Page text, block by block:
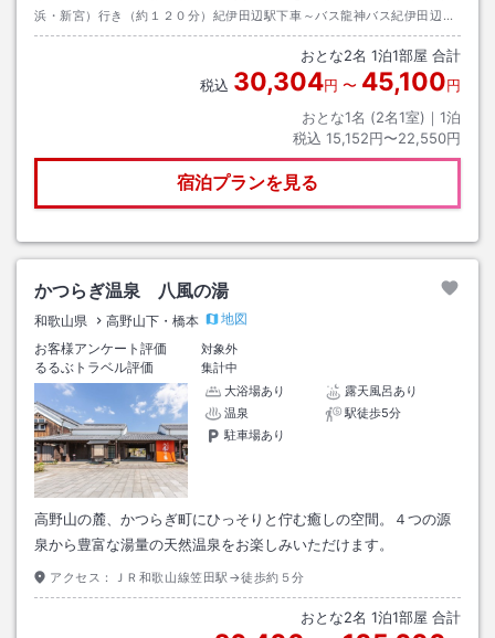
浜・新宮）行き（約１２０分）紀伊田辺駅下車～バス龍神バス紀伊田辺駅
乗車（龍神温泉）行き（約８０分）季楽里前駅下車～徒歩（約０分）
おとな2名 1泊1部屋 合計
税込 30,304円 〜 45,100円
おとな1名 (2名1室)｜ 1泊
税込 15,152円〜22,550円
宿泊プランを見る
かつらぎ温泉 八風の湯
和歌山県 高野山下・橋本
地図
お客様アンケート評価
対象外
るるぶトラベル評価
集計中
大浴場あり
露天風呂あり
温泉
駅徒歩5分
駐車場あり
高野山の麓、かつらぎ町にひっそりと佇む癒しの空間。４つの源
泉から豊富な湯量の天然温泉をお楽しみいただけます。
アクセス： ＪＲ和歌山線笠田駅→徒歩約５分
おとな2名 1泊1部屋 合計